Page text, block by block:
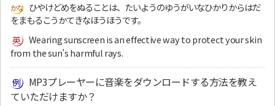
ひやけどめをぬることは、たいようのゆうがいなひかりからはだ
をまもるこうかてきなほうほうです。
Wearing sunscreen is an effective way to protect your skin
from the sun’s harmful rays.
MP3プレーヤーに音楽をダウンロードする方法を教え
ていただけますか？